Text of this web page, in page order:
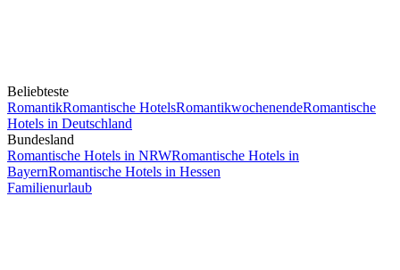
Beliebteste
RomantikRomantische HotelsRomantikwochenendeRomantische
Hotels in Deutschland
Bundesland
Romantische Hotels in NRWRomantische Hotels in
BayernRomantische Hotels in Hessen
Familienurlaub